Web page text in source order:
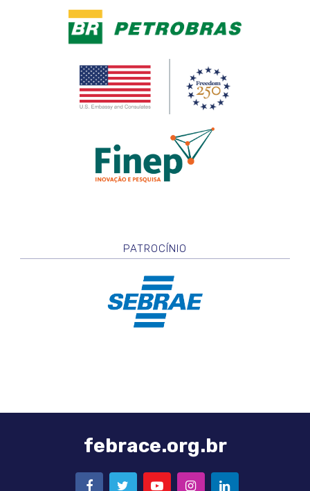
PATROCÍNIO
febrace.org.br
FACEBOOK
TWITTERYOUTUBEINSTAGRAM
LINKEDIN